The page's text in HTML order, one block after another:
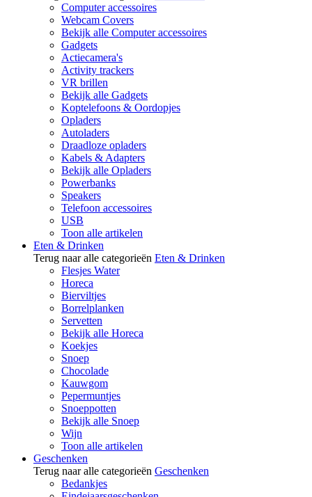
Computer accessoires
Webcam Covers
Bekijk alle Computer accessoires
Gadgets
Actiecamera's
Activity trackers
VR brillen
Bekijk alle Gadgets
Koptelefoons & Oordopjes
Opladers
Autoladers
Draadloze opladers
Kabels & Adapters
Bekijk alle Opladers
Powerbanks
Speakers
Telefoon accessoires
USB
Toon alle artikelen
Eten & Drinken
Terug naar alle categorieën Eten & Drinken
Flesjes Water
Horeca
Bierviltjes
Borrelplanken
Servetten
Bekijk alle Horeca
Koekjes
Snoep
Chocolade
Kauwgom
Pepermuntjes
Snoeppotten
Bekijk alle Snoep
Wijn
Toon alle artikelen
Geschenken
Terug naar alle categorieën Geschenken
Bedankjes